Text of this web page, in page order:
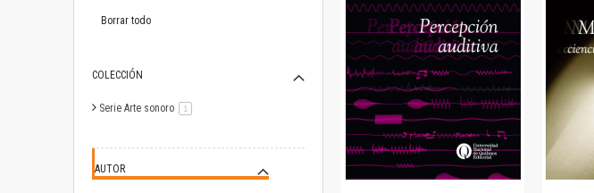
Revista de Ciencias Sociales. Segunda época
Fondo editorial
Biomedicina
Coediciones
Jornadas académicas
La ideología argentina
Libros de arte
Otros títulos
artículo
Borrar todo
COLECCIÓN
Serie Arte sonoro 1
AUTOR